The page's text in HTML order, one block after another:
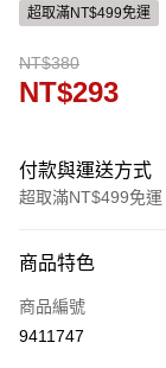
超取滿NT$499免運
NT$380
NT$293
付款與運送方式
超取滿NT$499免運
信用卡一次付款
ATM付款
商品特色
商品編號
9411747